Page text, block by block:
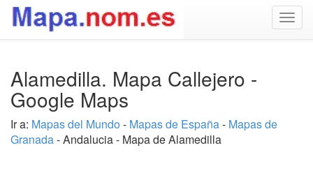
Alamedilla. Mapa Callejero -
Google Maps
Ir a: Mapas del Mundo - Mapas de España- Mapas de
Granada- Andalucia - Mapa de Alamedilla